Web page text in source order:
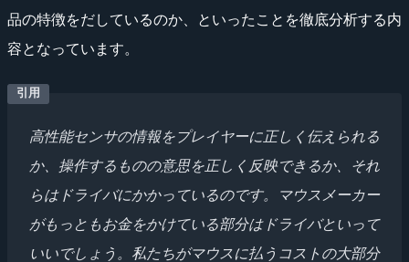
品の特徴をだしているのか、といったことを徹底分析する内
容となっています。
高性能センサの情報をプレイヤーに正しく伝えられる
か、操作するものの意思を正しく反映できるか、それ
らはドライバにかかっているのです。マウスメーカー
がもっともお金をかけている部分はドライバといって
いいでしょう。私たちがマウスに払うコストの大部分